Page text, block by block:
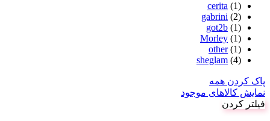
cerita (1)
gabrini (2)
got2b (1)
Morley (1)
other (1)
sheglam (4)
پاک کردن همه
نمایش کالاهای موجود
فیلتر کردن